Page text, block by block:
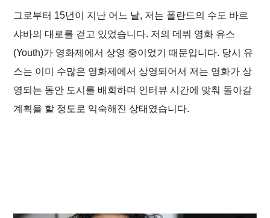
그로부터 15년이 지난 어느 날, 저는 폴란드의 수도 바르
샤바의 대로를 걷고 있었습니다. 저의 데뷔 영화 유스
(Youth)가 영화제에서 상영 중이었기 때문입니다. 당시 유
스는 이미 수많은 영화제에서 상영되어서 저는 영화가 상
영되는 동안 도시를 배회하며 인터뷰 시간에 맞춰 돌아갈
계획을 할 정도로 익숙해진 상태였습니다.